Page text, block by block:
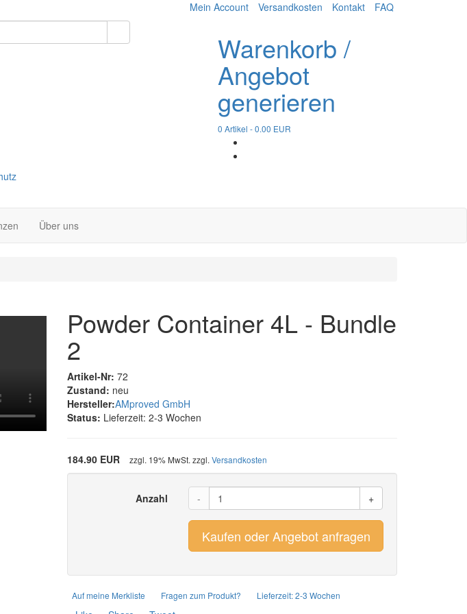
Mein Account Versandkosten Kontakt FAQ
Warenkorb /
Angebot
generieren
0 Artikel -0.00 EUR
Über uns
Powder Container 4L - Bundle
2
Artikel-Nr: 72
Zustand: neu
Hersteller:AMproved GmbH
Status: Lieferzeit: 2-3 Wochen
184.90 EUR zzgl. 19% MwSt. zzgl.Versandkosten
Anzahl - +
Kaufen oder Angebot anfragen
Auf meine Merkliste Fragen zum Produkt? Lieferzeit: 2-3 Wochen